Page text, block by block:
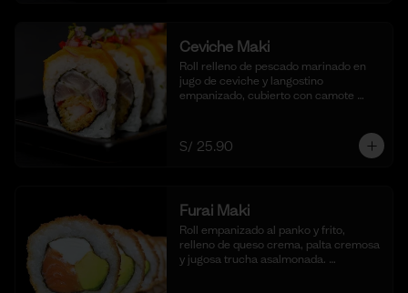
Ceviche Maki
Roll relleno de pescado marinado en
jugo de ceviche y langostino
empanizado, cubierto con camote
S/ 25.90
Furai Maki
Roll empanizado al panko y frito,
relleno de queso crema, palta cremosa
y jugosa trucha asalmonada.